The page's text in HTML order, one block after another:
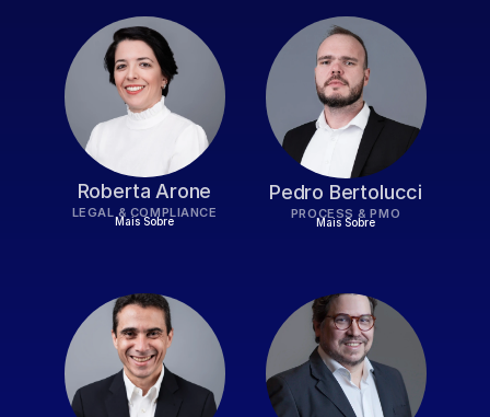
Roberta Arone
LEGAL & COMPLIANCE
Mais Sobre
Pedro Bertolucci
PROCESS & PMO
Mais Sobre